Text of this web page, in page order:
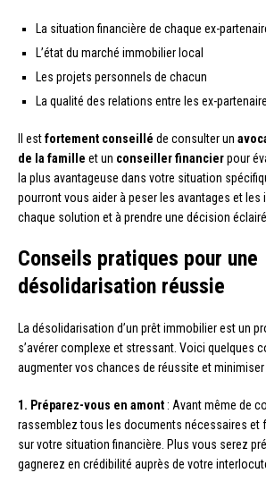
La situation financière de chaque ex-
L’état du marché immobilier local
Les projets personnels de chacun
La qualité des relations entre les ex-
Il estfortement conseillé de consulter un
de la famille et un conseiller financierpour
la plus avantageuse dans votre situation
pourront vous aider à peser les avantages et les
chaque solution et à prendre une décision
Conseils pratiques pour une
désolidarisation réussie
La désolidarisation d’un prêt immobilier est un
s’avérer complexe et stressant. Voici quelques
augmenter vos chances de réussite et
1. Préparez-vous en amont : Avant même de
rassemblez tous les documents nécessaires et
sur votre situation financière. Plus vous serez
gagnerez en crédibilité auprès de votre